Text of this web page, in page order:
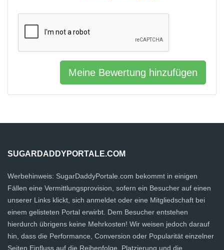
Meine Bewertung hinzufügen
SUGARDADDYPORTALE.COM
Werbehinweis: SugarDaddyPortale.com bekommt in einigen
Fällen eine Vermittlungsprovision, sofern ein Besucher auf einen
unserer Links klickt, sich anmeldet oder eine Mitgliedschaft bei
einem gelisteten Portal erwirbt. Dem Besucher entstehen
hierdurch übrigens keine Mehrkosten! Wir weisen jedoch darauf
hin, dass die Performance, Conversion oder Popularität einzelner
Seiten Einfluss auf die Reihenfolge, Platzierung und die